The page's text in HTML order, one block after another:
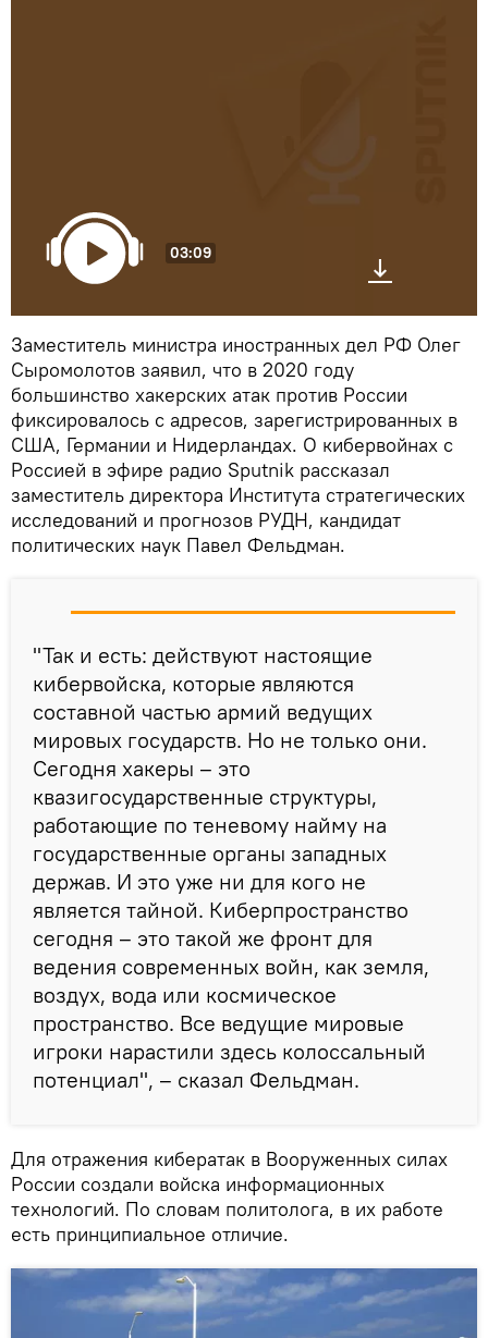
03:09
Заместитель министра иностранных дел РФ Олег
Сыромолотов заявил, что в 2020 году
большинство хакерских атак против России
фиксировалось с адресов, зарегистрированных в
США, Германии и Нидерландах. О кибервойнах с
Россией в эфире радио Sputnik рассказал
заместитель директора Института стратегических
исследований и прогнозов РУДН, кандидат
политических наук Павел Фельдман.
"Так и есть: действуют настоящие
кибервойска, которые являются
составной частью армий ведущих
мировых государств. Но не только они.
Сегодня хакеры – это
квазигосударственные структуры,
работающие по теневому найму на
государственные органы западных
держав. И это уже ни для кого не
является тайной. Киберпространство
сегодня – это такой же фронт для
ведения современных войн, как земля,
воздух, вода или космическое
пространство. Все ведущие мировые
игроки нарастили здесь колоссальный
потенциал", – сказал Фельдман.
Для отражения кибератак в Вооруженных силах
России создали войска информационных
технологий. По словам политолога, в их работе
есть принципиальное отличие.